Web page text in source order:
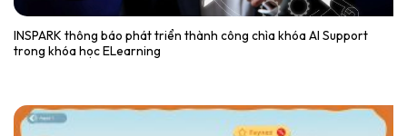
INSPARK thông báo phát triển thành công chìa khóa AI Support
trong khóa học ELearning